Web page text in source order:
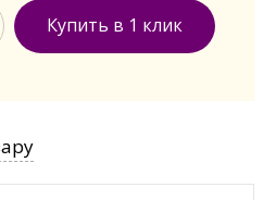
Купить в 1 клик